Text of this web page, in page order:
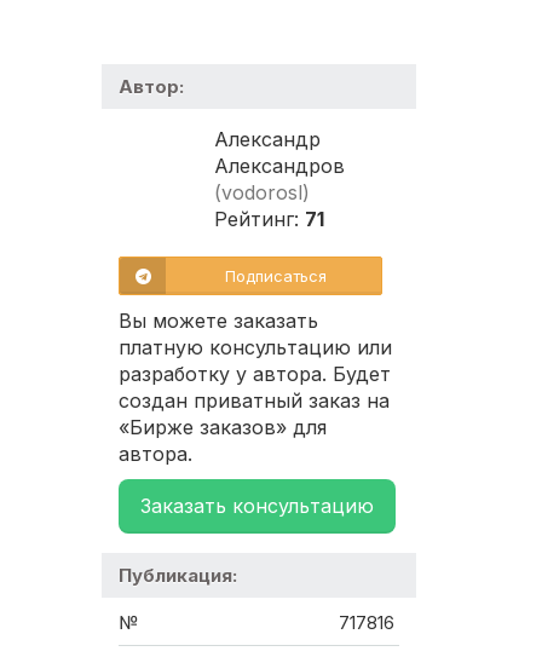
Автор:
Александр
Александров
(vodorosl)
Рейтинг: 71
Подписаться
Вы можете заказать
платную консультацию или
разработку у автора. Будет
создан приватный заказ на
«Бирже заказов» для
автора.
Заказать консультацию
Публикация:
№ 717816